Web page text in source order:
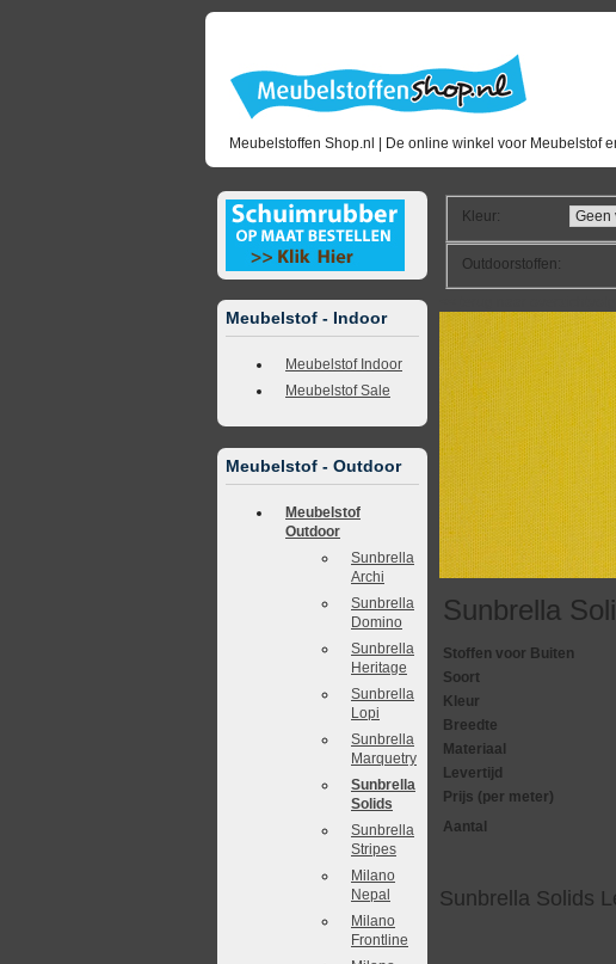
Meubelstoffen Shop.nl | De online winkel voor Meubelstof
Meubelstof - Indoor
Meubelstof Indoor
Meubelstof Sale
Meubelstof - Outdoor
Meubelstof
Outdoor
Sunbrella
Archi
Sunbrella
Domino
Sunbrella
Heritage
Sunbrella
Lopi
Sunbrella
Marquetry
Sunbrella
Solids
Sunbrella
Stripes
Milano
Nepal
Milano
Frontline
Kleur:
Outdoorstoffen:
Sunbrella
Stoffen voor Buiten
Soort
Kleur
Breedte
Materiaal
Levertijd
Prijs (per meter)
Aantal
Sunbrella Solids